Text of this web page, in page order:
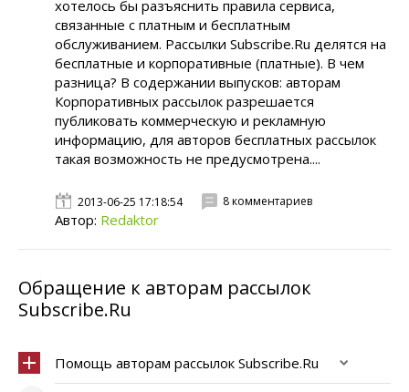
хотелось бы разъяснить правила сервиса,
связанные с платным и бесплатным
обслуживанием. Рассылки Subscribe.Ru делятся на
бесплатные и корпоративные (платные). В чем
разница? В содержании выпусков: авторам
Корпоративных рассылок разрешается
публиковать коммерческую и рекламную
информацию, для авторов бесплатных рассылок
такая возможность не предусмотрена....
2013-06-25 17:18:54 8 комментариев
Автор: Redaktor
Обращение к авторам рассылок
Subscribe.Ru
Помощь авторам рассылок Subscribe.Ru